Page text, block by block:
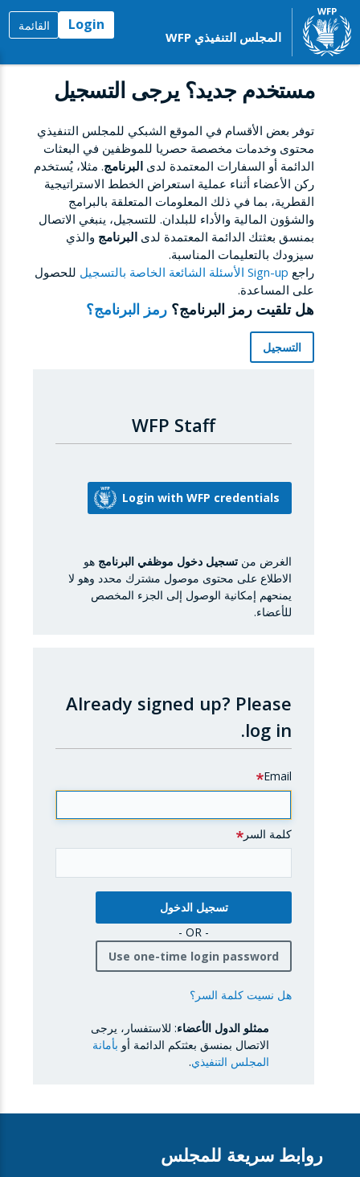
المجلس التنفيذي WFP
Login القائمة
مستخدم جديد؟ يرجى التسجيل
توفر بعض الأقسام في الموقع الشبكي للمجلس التنفيذي
محتوى وخدمات مخصصة حصريا للموظفين في البعثات
الدائمة أو السفارات المعتمدة لدى البرنامج. مثلا، يُستخدم
ركن الأعضاء أثناء عملية استعراض الخطط الاستراتيجية
القطرية، بما في ذلك المعلومات المتعلقة بالبرامج
والشؤون المالية والأداء للبلدان. للتسجيل، ينبغي الاتصال
بمنسق بعثتك الدائمة المعتمدة لدى البرنامج والذي
سيزودك بالتعليمات المناسبة.
راجع Sign-up الأسئلة الشائعة الخاصة بالتسجيل
للحصول
على المساعدة.
هل تلقيت رمز البرنامج؟ رمز البرنامج؟
التسجيل
WFP Staff
الغرض من تسجيل دخول موظفي البرنامج هو
الاطلاع على محتوى موصول مشترك محدد وهو لا
يمنحهم إمكانية الوصول إلى الجزء المخصص
للأعضاء.
Already signed up? Please
log in.
Email
كلمة السر
- OR -
Use one-time login password
هل نسيت كلمة السر؟
ممثلو الدول الأعضاء: للاستفسار، يرجى
الاتصال بمنسق بعثتكم الدائمة أو بأمانة
المجلس التنفيذي.
روابط سريعة للمجلس